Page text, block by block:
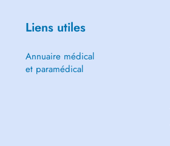
Liens utiles
Annuaire médical
et paramédical